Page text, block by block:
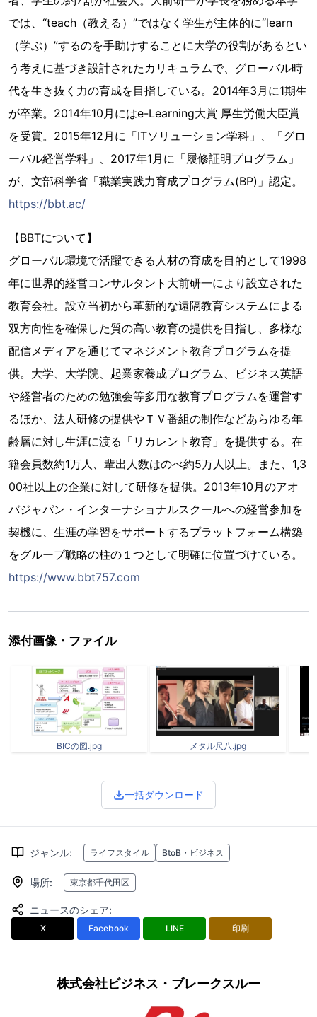
では、“teach（教える）”ではなく学生が主体的に“learn
（学ぶ）”するのを手助けすることに大学の役割があるとい
う考えに基づき設計されたカリキュラムで、グローバル時
代を生き抜く力の育成を目指している。2014年3月に1期生
が卒業。2014年10月にはe-Learning大賞 厚生労働大臣賞
を受賞。2015年12月に「ITソリューション学科」、「グロ
ーバル経営学科」、2017年1月に「履修証明プログラム」
が、文部科学省「職業実践力育成プログラム(BP)」認定。
https://bbt.ac/
【BBTについて】
グローバル環境で活躍できる人材の育成を目的として1998
年に世界的経営コンサルタント大前研一により設立された
教育会社。設立当初から革新的な遠隔教育システムによる
双方向性を確保した質の高い教育の提供を目指し、多様な
配信メディアを通じてマネジメント教育プログラムを提
供。大学、大学院、起業家養成プログラム、ビジネス英語
や経営者のための勉強会等多用な教育プログラムを運営す
るほか、法人研修の提供やＴＶ番組の制作などあらゆる年
齢層に対し生涯に渡る「リカレント教育」を提供する。在
籍会員数約1万人、輩出人数はのべ約5万人以上。また、1,3
00社以上の企業に対して研修を提供。2013年10月のアオ
バジャパン・インターナショナルスクールへの経営参加を
契機に、生涯の学習をサポートするプラットフォーム構築
をグループ戦略の柱の１つとして明確に位置づけている。
https://www.bbt757.com
添付画像・ファイル
BICの図.jpg メタル尺八.jpg
一括ダウンロード
ジャンル: ライフスタイル BtoB・ビジネス
場所: 東京都千代田区
ニュースのシェア:
X Facebook LINE 印刷
株式会社ビジネス・ブレークスルー